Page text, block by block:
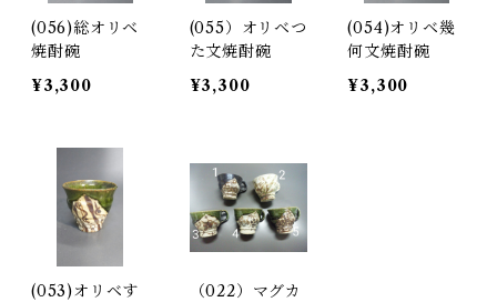
(056)総オリベ
焼酎碗
¥3,300
(055）オリベつ
た文焼酎碗
¥3,300
(054)オリベ幾
何文焼酎碗
¥3,300
(053)オリベす
（022）マグカ